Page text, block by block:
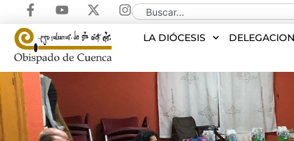
LA DIÓCESIS